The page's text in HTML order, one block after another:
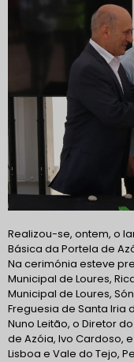
Realizou-se, ontem, o
Básica da Portela de
Na cerimónia esteve
Municipal de Loures,
Municipal de Loures,
Freguesia de Santa Iria
Nuno Leitão, o Diretor
de Azóia, Ivo Cardoso,
Lisboa e Vale do Tejo,